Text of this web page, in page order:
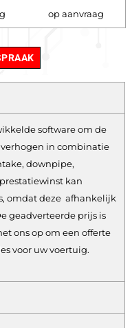
op aanvraag
software om de
in combinatie
downpipe,
kan
omdat deze afhankelijk
geadverteerde prijs is
ons op om een offerte
voor uw voertuig.